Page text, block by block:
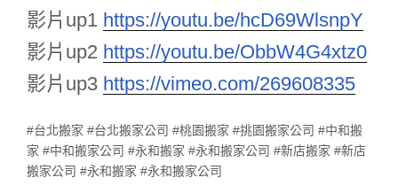
影片up1 https://youtu.be/hcD69WlsnpY
影片up2 https://youtu.be/ObbW4G4xtz0
影片up3 https://vimeo.com/269608335
#台北搬家 #台北搬家公司 #桃園搬家 #挑園搬家公司 #中和搬
家 #中和搬家公司 #永和搬家 #永和搬家公司 #新店搬家 #新店
搬家公司 #永和搬家 #永和搬家公司